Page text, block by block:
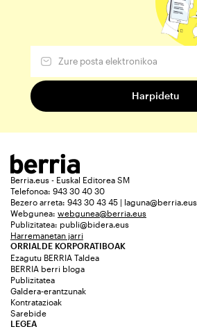
Berria.eus - Euskal Editorea SM
Telefonoa: 943 30 40 30
Bezero arreta: 943 30 43 45 | laguna@berria.eus
Webgunea: webgunea@berria.eus
Publizitatea: publi@bidera.eus
Harremanetan jarri
ORRIALDE KORPORATIBOAK
Ezagutu BERRIA Taldea
BERRIA berri bloga
Publizitatea
Galdera-erantzunak
Kontratazioak
Sarebide
LEGEA